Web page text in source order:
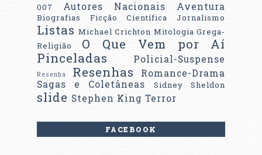
007 Autores Nacionais Aventura
Biografias Ficção Científica Jornalismo
Listas Michael Crichton Mitologia Grega-
Religião
O Que Vem por Aí
Pinceladas
Policial-Suspense
Resenha Resenhas
Romance-Drama
Sagas e Coletâneas
Sidney Sheldon
slide Stephen King Terror
FACEBOOK